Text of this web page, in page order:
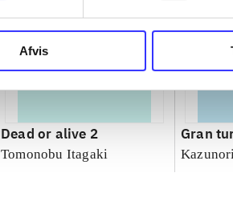
Afvis
Dead or alive 2
Tomonobu Itagaki
Gran